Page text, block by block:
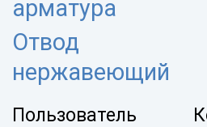
арматура
Отвод
нержавеющий
Пользователь